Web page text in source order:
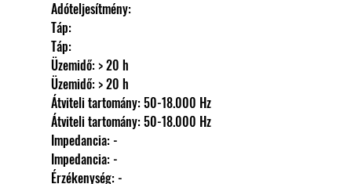
                Adóteljesítmény:
                Táp:
                Táp:
                Üzemidő: > 20 h
                Üzemidő: > 20 h
                Átviteli tartomány: 50-18.000 Hz
                Átviteli tartomány: 50-18.000 Hz
                Impedancia: -
                Impedancia: -
                Érzékenység: -